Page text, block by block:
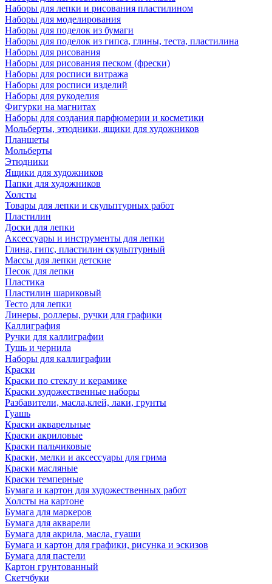
Наборы для лепки и рисования пластилином
Наборы для моделирования
Наборы для поделок из бумаги
Наборы для поделок из гипса, глины, теста, пластилина
Наборы для рисования
Наборы для рисования песком (фрески)
Наборы для росписи витража
Наборы для росписи изделий
Наборы для рукоделия
Фигурки на магнитах
Наборы для создания парфюмерии и косметики
Мольберты, этюдники, ящики для художников
Планшеты
Мольберты
Этюдники
Ящики для художников
Папки для художников
Холсты
Товары для лепки и скульптурных работ
Пластилин
Доски для лепки
Аксессуары и инструменты для лепки
Глина, гипс, пластилин скульптурный
Массы для лепки детские
Песок для лепки
Пластика
Пластилин шариковый
Тесто для лепки
Линеры, роллеры, ручки для графики
Каллиграфия
Ручки для каллиграфии
Тушь и чернила
Наборы для каллиграфии
Краски
Краски по стеклу и керамике
Краски художественные наборы
Разбавители, масла,клей, лаки, грунты
Гуашь
Краски акварельные
Краски акриловые
Краски пальчиковые
Краски, мелки и аксессуары для грима
Краски масляные
Краски темперные
Бумага и картон для художественных работ
Холсты на картоне
Бумага для маркеров
Бумага для акварели
Бумага для акрила, масла, гуаши
Бумага и картон для графики, рисунка и эскизов
Бумага для пастели
Картон грунтованный
Скетчбуки